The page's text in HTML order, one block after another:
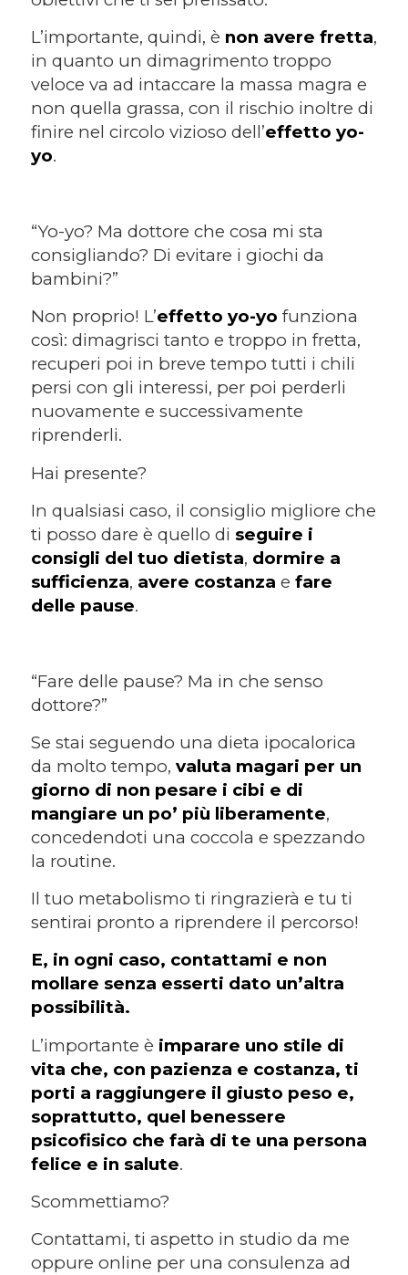
L’importante, quindi, è non avere fretta,
in quanto un dimagrimento troppo
veloce va ad intaccare la massa magra e
non quella grassa, con il rischio inoltre di
finire nel circolo vizioso dell’effetto yo-
yo.
“Yo-yo? Ma dottore che cosa mi sta
consigliando? Di evitare i giochi da
bambini?”
Non proprio! L’effetto yo-yo funziona
così: dimagrisci tanto e troppo in fretta,
recuperi poi in breve tempo tutti i chili
persi con gli interessi, per poi perderli
nuovamente e successivamente
riprenderli.
Hai presente?
In qualsiasi caso, il consiglio migliore che
ti posso dare è quello di seguire i
consigli del tuo dietista, dormire a
sufficienza, avere costanza e fare
delle pause.
“Fare delle pause? Ma in che senso
dottore?”
Se stai seguendo una dieta ipocalorica
da molto tempo, valuta magari per un
giorno di non pesare i cibi e di
mangiare un po’ più liberamente,
concedendoti una coccola e spezzando
la routine.
Il tuo metabolismo ti ringrazierà e tu ti
sentirai pronto a riprendere il percorso!
E, in ogni caso, contattami e non
mollare senza esserti dato un’altra
possibilità.
L’importante è imparare uno stile di
vita che, con pazienza e costanza, ti
porti a raggiungere il giusto peso e,
soprattutto, quel benessere
psicofisico che farà di te una persona
felice e in salute.
Scommettiamo?
Contattami, ti aspetto in studio da me
oppure online per una consulenza ad